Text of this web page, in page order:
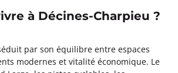
à Décines-Charpieu ?
par son équilibre entre espaces
modernes et vitalité économique. Le